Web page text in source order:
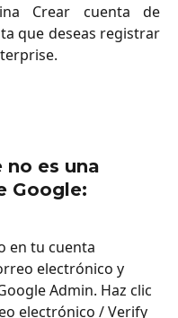
Crear cuenta de
que deseas registrar
no es una
Google:
en tu cuenta
electrónico y
Admin. Haz clic
electrónico / Verify